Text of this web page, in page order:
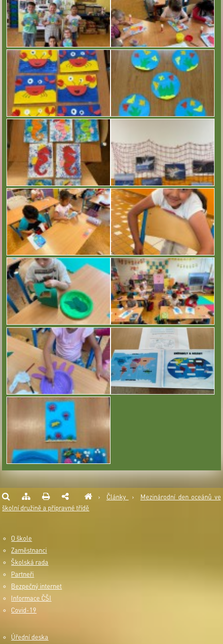
› Články ›
Mezinárodní den oceánů ve
školní družině a přípravné třídě
O škole
Zaměstnanci
Školská rada
Partneři
Bezpečný internet
Informace ČŠI
Covid-19
Úřední deska